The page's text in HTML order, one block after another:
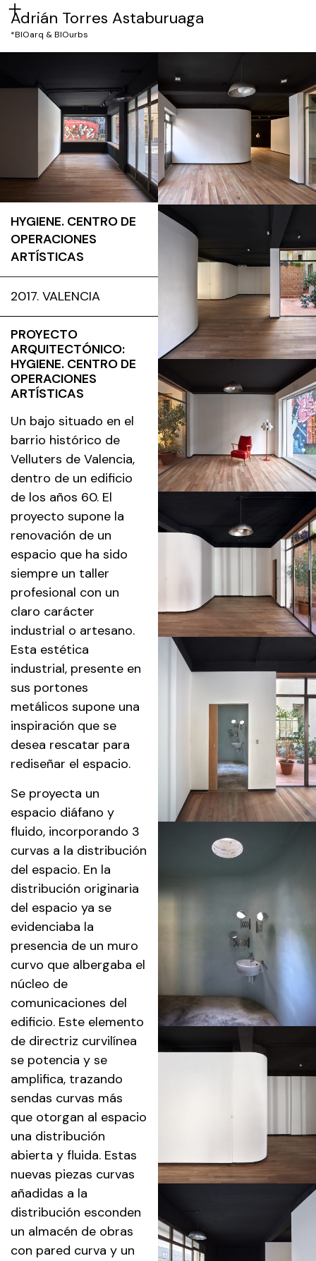
Adrián Torres Astaburuaga
*BIOarq & BIOurbs
HYGIENE. CENTRO DE
OPERACIONES
ARTÍSTICAS
2017. VALENCIA
PROYECTO
ARQUITECTÓNICO:
HYGIENE. CENTRO DE
OPERACIONES
ARTÍSTICAS
Un bajo situado en el
barrio histórico de
Velluters de Valencia,
dentro de un edificio
de los años 60. El
proyecto supone la
renovación de un
espacio que ha sido
siempre un taller
profesional con un
claro carácter
industrial o artesano.
Esta estética
industrial, presente en
sus portones
metálicos supone una
inspiración que se
desea rescatar para
rediseñar el espacio.
Se proyecta un
espacio diáfano y
fluido, incorporando 3
curvas a la distribución
del espacio. En la
distribución originaria
del espacio ya se
evidenciaba la
presencia de un muro
curvo que albergaba el
núcleo de
comunicaciones del
edificio. Este elemento
de directriz curvilínea
se potencia y se
amplifica, trazando
sendas curvas más
que otorgan al espacio
una distribución
abierta y fluida. Estas
nuevas piezas curvas
añadidas a la
distribución esconden
un almacén de obras
con pared curva y un